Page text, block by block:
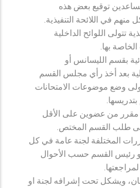
توقيع بعض هذه
منهم في اللائحة التنفيذية.
تتولى اللوائح الداخلية
بها.
بقسم الليسانس أو
بعد أخذ رأي مجلس القسم
وضع موضوعات الامتحانات
مقرر من عضوين على الأقل
طلب القسم المختص.
المختلفة لجنة عامة في كل
رئيس القسم حسب الأحوال
ويشكل تحت إشرافه لجنة او